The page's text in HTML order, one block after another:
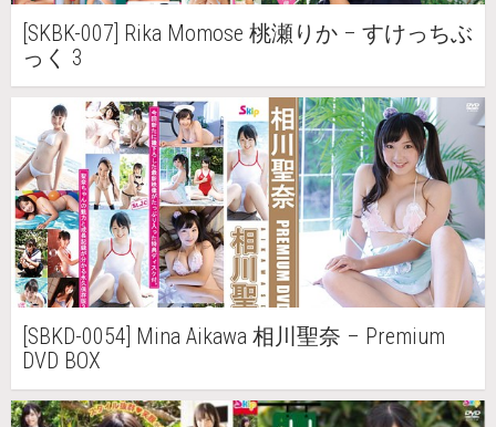
[SKBK-007] Rika Momose 桃瀬りか – すけっちぶ
っく 3
[SBKD-0054] Mina Aikawa 相川聖奈 – Premium
DVD BOX